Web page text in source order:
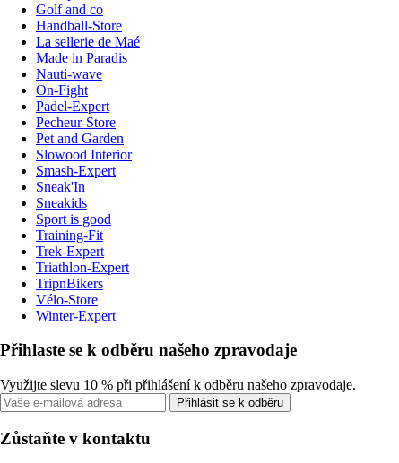
Golf and co
Handball-Store
La sellerie de Maé
Made in Paradis
Nauti-wave
On-Fight
Padel-Expert
Pecheur-Store
Pet and Garden
Slowood Interior
Smash-Expert
Sneak'In
Sneakids
Sport is good
Training-Fit
Trek-Expert
Triathlon-Expert
TripnBikers
Vélo-Store
Winter-Expert
Přihlaste se k odběru našeho zpravodaje
Využijte slevu 10 % při přihlášení k odběru našeho zpravodaje.
Přihlásit se k odběru
Zůstaňte v kontaktu